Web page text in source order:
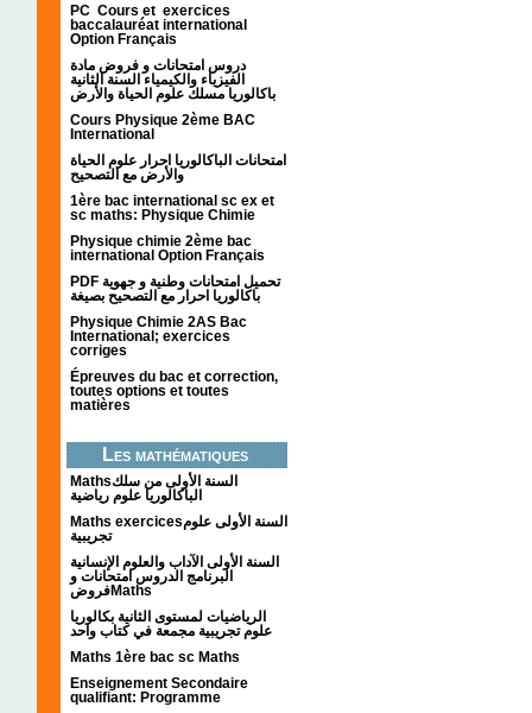
PC Cours et exercices
baccalauréat international
Option Français
دروس امتحانات و فروض مادة
الفيزياء والكيمياء السنة الثانية
باكالوريا مسلك علوم الحياة والأرض
Cours Physique 2ème BAC
International
امتحانات الباكالوريا احرار علوم الحياة
والأرض مع التصحيح
1ère bac international sc ex et
sc maths: Physique Chimie
Physique chimie 2ème bac
international Option Français
PDF تحميل امتحانات وطنية و جهوية
باكالوريا احرار مع التصحيح بصيغة
Physique Chimie 2AS Bac
International; exercices
corriges
Épreuves du bac et correction,
toutes options et toutes
matières
Les mathématiques
Mathsالسنة الأولى من سلك
الباكالوريا علوم رياضية
Maths exercicesالسنة الأولى علوم
تجريبية
السنة الأولى الآداب والعلوم الإنسانية
البرنامج الدروس امتحانات و
فروضMaths
الرياضيات لمستوى الثانية بكالوريا
علوم تجريبية مجمعة في كتاب واحد
Maths 1ère bac sc Maths
Enseignement Secondaire
qualifiant: Programme